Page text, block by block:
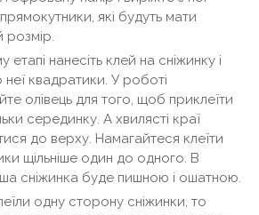
які будуть мати
розмір.
етапі нанесіть клей на сніжинку і
квадратики. У роботі
олівець для того, щоб приклеїти
серединку. А хвилясті краї
до верху. Намагайтеся клеїти
щільніше один до одного. В
сніжинка буде пишною і ошатною.
одну сторону сніжинки, то